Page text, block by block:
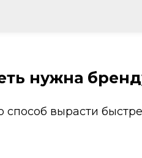
нужна
вырасти